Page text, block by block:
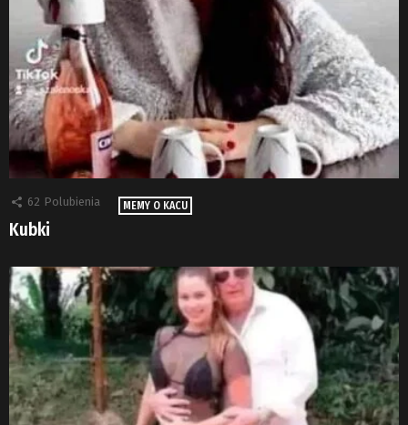
62 Polubienia MEMY O KACU
Kubki